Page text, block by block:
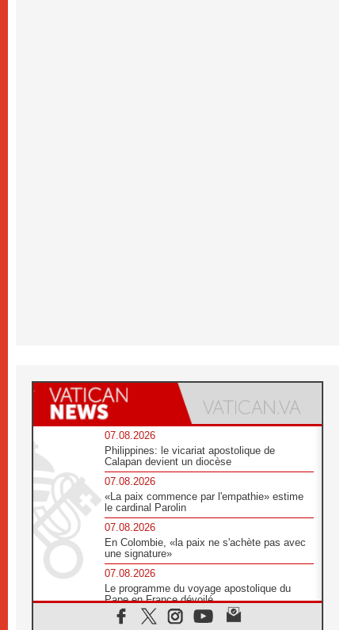
07.08.2026
Philippines: le vicariat apostolique de
Calapan devient un diocèse
07.08.2026
«La paix commence par l'empathie» estime
le cardinal Parolin
07.08.2026
En Colombie, «la paix ne s'achète pas avec
une signature»
07.08.2026
Le programme du voyage apostolique du
Pape en France dévoilé
07.08.2026